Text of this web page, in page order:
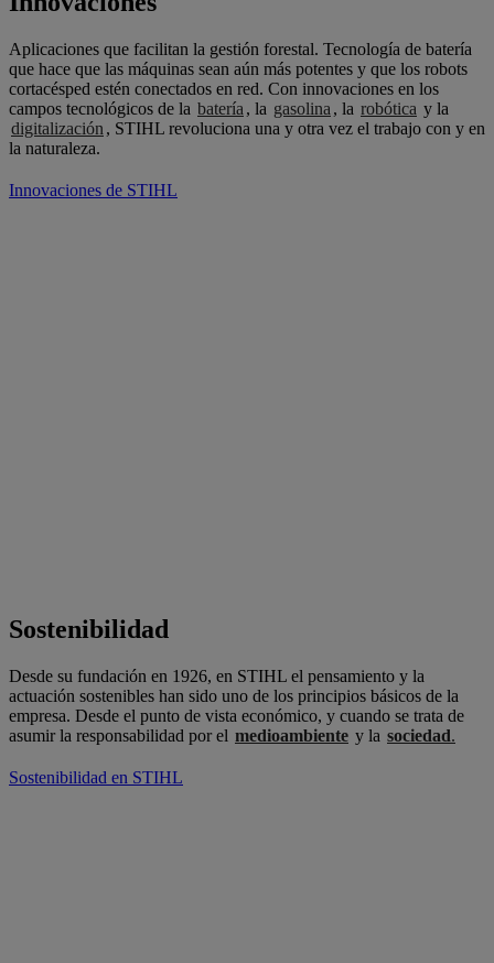
Aplicaciones que facilitan la gestión forestal. Tecnología de batería
que hace que las máquinas sean aún más potentes y que los robots
cortacésped estén conectados en red. Con innovaciones en los
campos tecnológicos de la batería , la gasolina , la robótica y la
digitalización , STIHL revoluciona una y otra vez el trabajo con y en
la naturaleza.
Innovaciones de STIHL
Sostenibilidad
Desde su fundación en 1926, en STIHL el pensamiento y la
actuación sostenibles han sido uno de los principios básicos de la
empresa. Desde el punto de vista económico, y cuando se trata de
asumir la responsabilidad por el medioambiente y la sociedad.
Sostenibilidad en STIHL